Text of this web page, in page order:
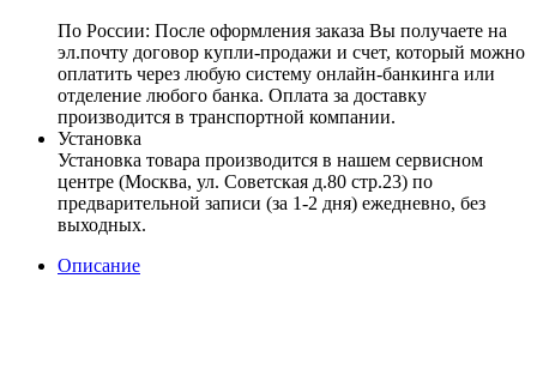
По России: После оформления заказа Вы получаете на
эл.почту договор купли-продажи и счет, который можно
оплатить через любую систему онлайн-банкинга или
отделение любого банка. Оплата за доставку
производится в транспортной компании.
Установка
Установка товара производится в нашем сервисном
центре (Москва, ул. Советская д.80 стр.23) по
предварительной записи (за 1-2 дня) ежедневно, без
выходных.
Описание